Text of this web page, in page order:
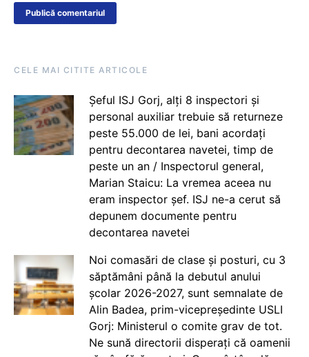
CELE MAI CITITE ARTICOLE
Șeful ISJ Gorj, alți 8 inspectori și
personal auxiliar trebuie să returneze
peste 55.000 de lei, bani acordați
pentru decontarea navetei, timp de
peste un an / Inspectorul general,
Marian Staicu: La vremea aceea nu
eram inspector șef. ISJ ne-a cerut să
depunem documente pentru
decontarea navetei
Noi comasări de clase și posturi, cu 3
săptămâni până la debutul anului
școlar 2026-2027, sunt semnalate de
Alin Badea, prim-vicepreședinte USLI
Gorj: Ministerul o comite grav de tot.
Ne sună directorii disperați că oamenii